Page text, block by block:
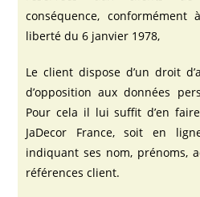
conséquence,
liberté du 6 janvier 1978,
Le client dispose d’un droit
d’opposition aux données
Pour cela il lui suffit d’en
JaDecor France, soit en
indiquant ses nom, prénoms,
références client.